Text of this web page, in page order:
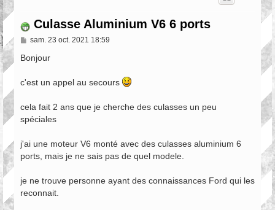
Culasse Aluminium V6 6 ports
M
s
g
sam. 23 oct. 2021 18:59
Bonjour
c'est un appel au secours
cela fait 2 ans que je cherche des culasses un peu
spéciales
j'ai une moteur V6 monté avec des culasses aluminium 6
ports, mais je ne sais pas de quel modele.
je ne trouve personne ayant des connaissances Ford qui les
reconnait.